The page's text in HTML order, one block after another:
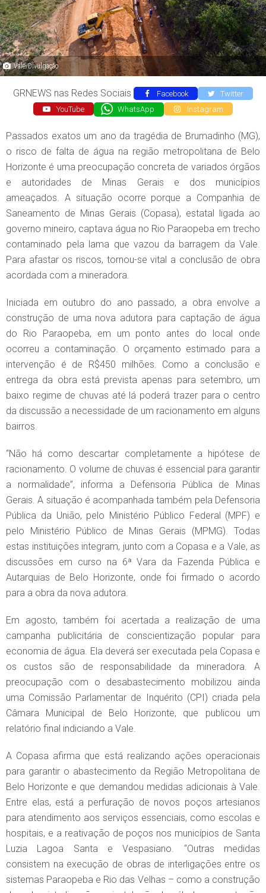
Vale/Divulgação
GRNEWS nas Redes Sociais Facebook
Twitter
YouTube
WhatsApp Instagram
Passados exatos um ano da tragédia de Brumadinho (MG),
o risco de falta de água na região metropolitana de Belo
Horizonte é uma preocupação concreta de variados órgãos
e autoridades de Minas Gerais e dos municípios
ameaçados. A situação ocorre porque a Companhia de
Saneamento de Minas Gerais (Copasa), estatal ligada ao
governo mineiro, captava água no Rio Paraopeba em trecho
contaminado pela lama que vazou da barragem da Vale.
Para afastar os riscos, tornou-se vital a conclusão de obra
acordada com a mineradora.
Iniciada em outubro do ano passado, a obra envolve a
construção de uma nova adutora para captação de água
do Rio Paraopeba, em um ponto antes do local onde
ocorreu a contaminação. O orçamento estimado para a
intervenção é de R$450 milhões. Como a conclusão e
entrega da obra está prevista apenas para setembro, um
baixo regime de chuvas até lá poderá trazer para o centro
da discussão a necessidade de um racionamento em alguns
bairros.
“Não há como descartar completamente a hipótese de
racionamento. O volume de chuvas é essencial para garantir
a normalidade”, informa a Defensoria Pública de Minas
Gerais. A situação é acompanhada também pela Defensoria
Pública da União, pelo Ministério Público Federal (MPF) e
pelo Ministério Público de Minas Gerais (MPMG). Todas
estas instituições integram, junto com a Copasa e a Vale, as
discussões em curso na 6ª Vara da Fazenda Pública e
Autarquias de Belo Horizonte, onde foi firmado o acordo
para a obra da nova adutora.
Em agosto, também foi acertada a realização de uma
campanha publicitária de conscientização popular para
economia de água. Ela deverá ser executada pela Copasa e
os custos são de responsabilidade da mineradora. A
preocupação com o desabastecimento mobilizou ainda
uma Comissão Parlamentar de Inquérito (CPI) criada pela
Câmara Municipal de Belo Horizonte, que publicou um
relatório final indiciando a Vale.
A Copasa afirma que está realizando ações operacionais
para garantir o abastecimento da Região Metropolitana de
Belo Horizonte e que demandou medidas adicionais à Vale.
Entre elas, está a perfuração de novos poços artesianos
para atendimento aos serviços essenciais, como escolas e
hospitais, e a reativação de poços nos municípios de Santa
Luzia Lagoa Santa e Vespasiano. “Outras medidas
consistem na execução de obras de interligações entre os
sistemas Paraopeba e Rio das Velhas – como a construção